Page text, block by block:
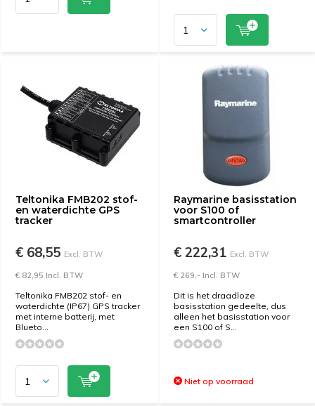
Teltonika FMB202 stof-
en waterdichte GPS
tracker
€ 68,55 Excl. BTW
€ 82,95 Incl. BTW
Teltonika FMB202 stof- en
waterdichte (IP67) GPS tracker
met interne batterij, met
Blueto...
Raymarine basisstation
voor S100 of
smartcontroller
€ 222,31 Excl. BTW
€ 269,- Incl. BTW
Dit is het draadloze
basisstation gedeelte, dus
alleen het basisstation voor
een S100 of S...
Niet op voorraad